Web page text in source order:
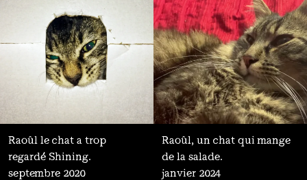
Raoûl le chat a trop
regardé Shining.
septembre 2020
Raoûl, un chat qui mange
de la salade.
janvier 2024